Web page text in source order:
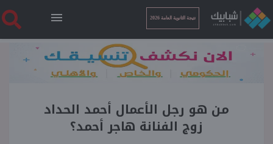
نتيجة الثانوية العامة 2026
الرئيسية
نتيجة الثانوية العامة 2026
من هو رجل الأعمال أحمد الحداد
زوج الفنانة هاجر أحمد؟